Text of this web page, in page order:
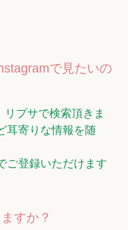
で見たいの
プサで検索頂きま
耳寄りな情報を随
ご登録いただけます
すか？